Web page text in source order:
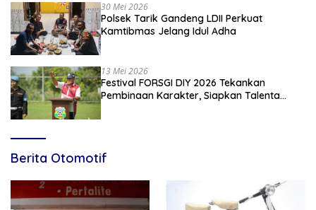
30 Mei 2026
Polsek Tarik Gandeng LDII Perkuat
Kamtibmas Jelang Idul Adha
13 Mei 2026
Festival FORSGI DIY 2026 Tekankan
Pembinaan Karakter, Siapkan Talenta
Berita Otomotif